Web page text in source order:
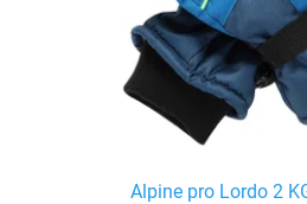
Alpine pro Lordo 2